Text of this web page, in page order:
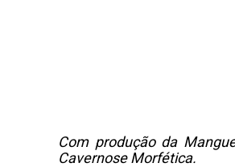
Com produção da
Cavernose Morfética.